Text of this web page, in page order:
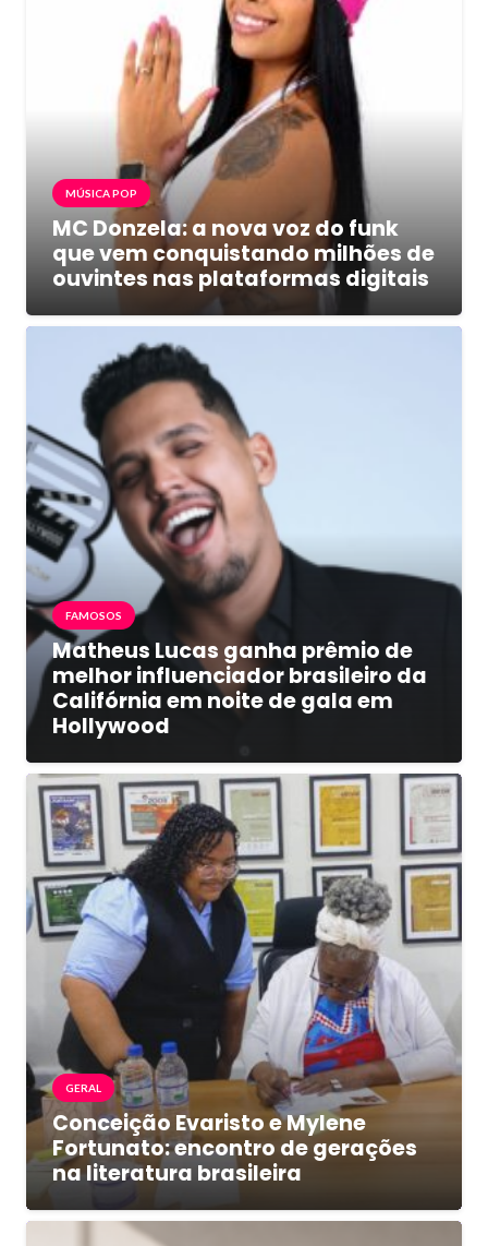
MÚSICA POP
MC Donzela: a nova voz do funk
que vem conquistando milhões de
ouvintes nas plataformas digitais
FAMOSOS
Matheus Lucas ganha prêmio de
melhor influenciador brasileiro da
Califórnia em noite de gala em
Hollywood
GERAL
Conceição Evaristo e Mylene
Fortunato: encontro de gerações
na literatura brasileira